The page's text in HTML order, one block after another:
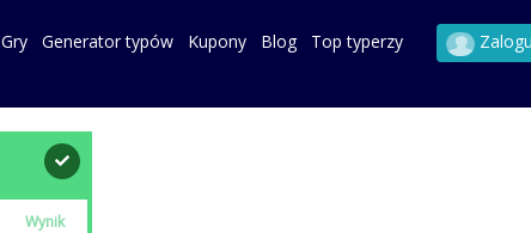
Gry Generator typów Kupony Blog Top typerzy
Wynik